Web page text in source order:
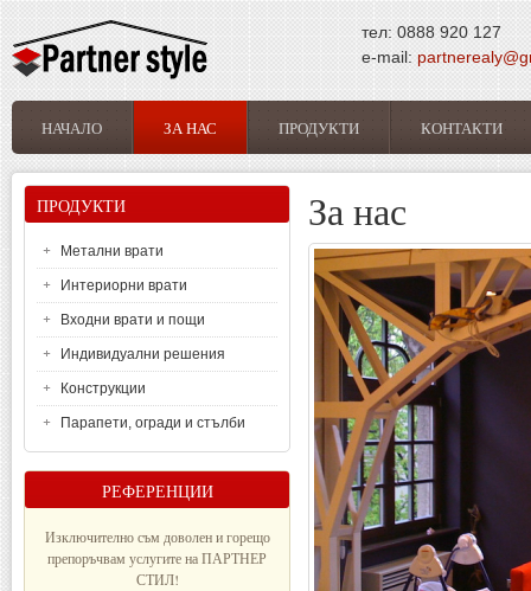
тел: 0888 920 127
e-mail:
Основно меню
НАЧАЛО ЗА НАС ПРОДУКТИ КОНТАКТИ
За нас
ПРОДУКТИ
Метални врати
Интериорни врати
Входни врати и пощи
Индивидуални решения
Конструкции
Парапети, огради и стълби
РЕФЕРЕНЦИИ
Изключително съм доволен и горещо
препоръчвам услугите на ПАРТНЕР
СТИЛ!